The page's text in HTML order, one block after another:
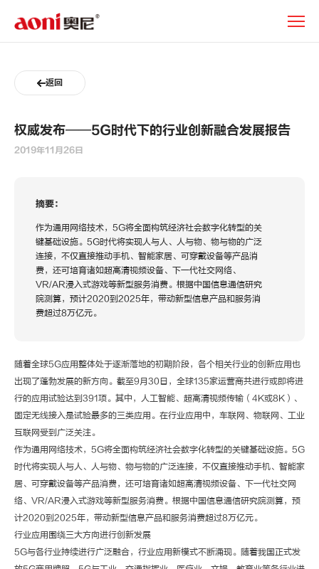
动
返回
权威发布——5G时代下的行业创新融合发展报告
2019年11月26日
摘要：
作为通用网络技术，5G将全面构筑经济社会数字化转型的关
键基础设施。5G时代将实现人与人、人与物、物与物的广泛
连接，不仅直接推动手机、智能家居、可穿戴设备等产品消
费，还可培育诸如超高清视频设备、下一代社交网络、
VR/AR浸入式游戏等新型服务消费。根据中国信息通信研究
院测算，预计2020到2025年，带动新型信息产品和服务消
费超过8万亿元。
随着全球5G应用整体处于逐渐落地的初期阶段，各个相关行业的创新应用也
出现了蓬勃发展的新方向。截至9月30日，全球135家运营商共进行或即将进
行的应用试验达到391项。其中，人工智能、超高清视频传输（4K或8K）、
固定无线接入是试验最多的三类应用。在行业应用中，车联网、物联网、工业
互联网受到广泛关注。
作为通用网络技术，5G将全面构筑经济社会数字化转型的关键基础设施。5G
时代将实现人与人、人与物、物与物的广泛连接，不仅直接推动手机、智能家
居、可穿戴设备等产品消费，还可培育诸如超高清视频设备、下一代社交网
络、VR/AR浸入式游戏等新型服务消费。根据中国信息通信研究院测算，预
计2020到2025年，带动新型信息产品和服务消费超过8万亿元。
行业应用围绕三大方向进行创新发展
5G与各行业持续进行广泛融合，行业应用新模式不断涌现。随着我国正式发